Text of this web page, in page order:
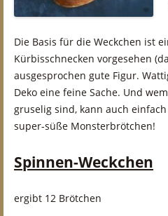
Die Basis für die Weckchen ist
Kürbisschnecken vorgesehen
ausgesprochen gute Figur.
Deko eine feine Sache. Und
gruselig sind, kann auch
super-süße Monsterbrötchen!
Spinnen-Weckchen
ergibt 12 Brötchen